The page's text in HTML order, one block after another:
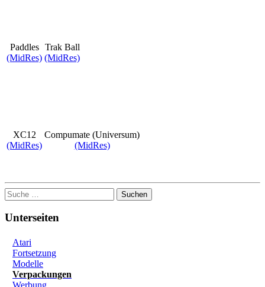
Paddles
(MidRes)
Trak Ball
(MidRes)
XC12
(MidRes)
Compumate (Universum)
(MidRes)
Suchen
Unterseiten
Atari
Fortsetzung
Modelle
Verpackungen